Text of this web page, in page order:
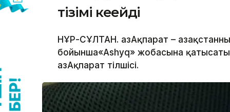
тізімі кеңейді
НҰР-СҰЛТАН. ҚазАқпарат –
бойынша«Ashyq» жобасына
ҚазАқпарат тілшісі.